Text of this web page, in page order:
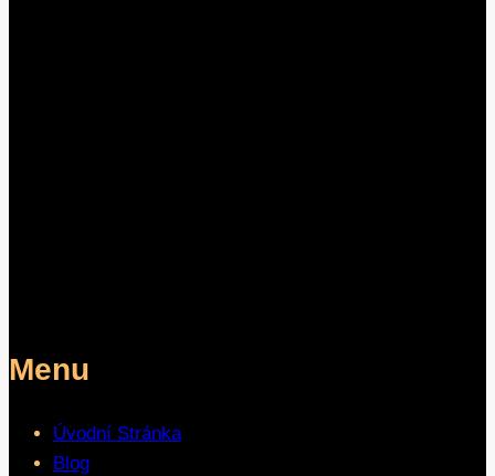
Menu
Úvodní Stránka
Blog